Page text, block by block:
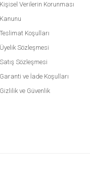
Kişisel Verilerin Korunması
Kanunu
Teslimat Koşulları
Üyelik Sözleşmesi
Satış Sözleşmesi
Garanti ve İade Koşulları
Gizlilik ve Güvenlik